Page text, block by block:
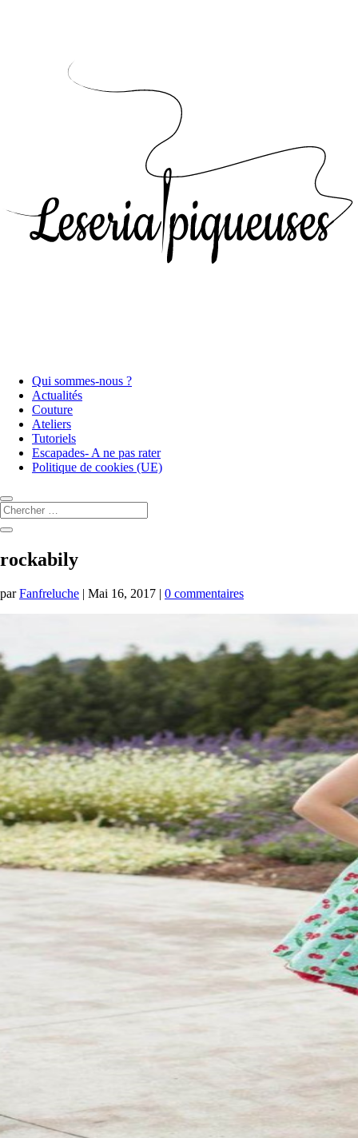
Qui sommes-nous ?
Actualités
Couture
Ateliers
Tutoriels
Escapades- A ne pas rater
Politique de cookies (UE)
rockabily
parFanfreluche | Mai 16, 2017 | 0 commentaires